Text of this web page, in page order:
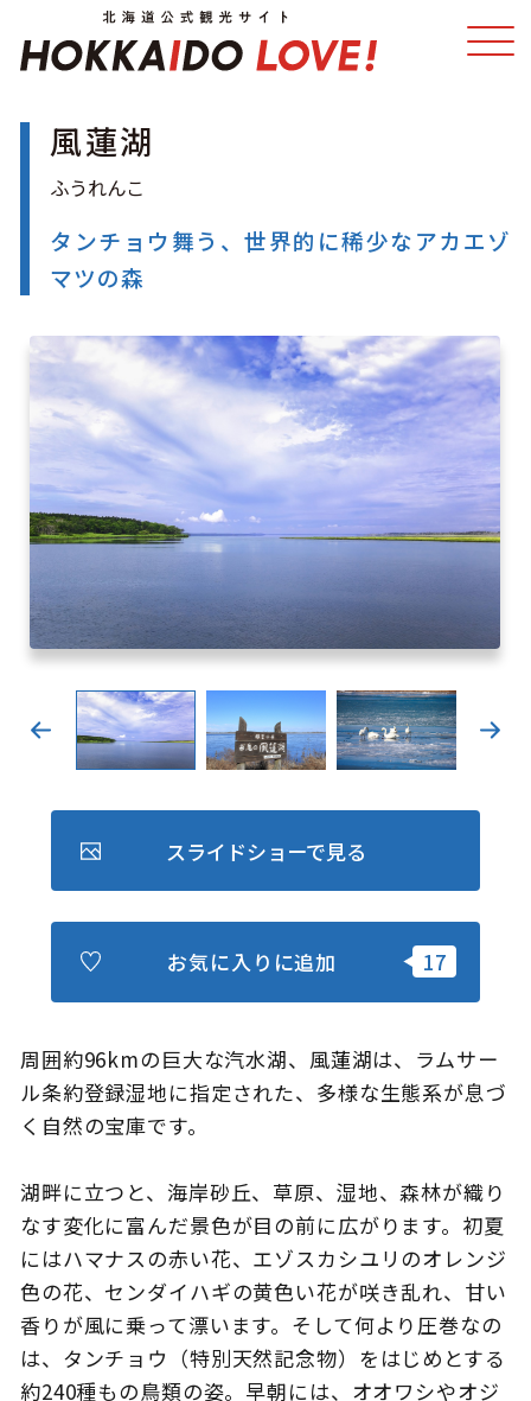
温泉 イベント
モデルコース
グルメ 旅の予約
アクセス
キュンちゃんオンラインショップ
北海道はやわかり
旅のテーマで探す
7つの国立公園
さっぽろ圏e旅ギフト
このサイトについて 観光資料
動画ライブラリー フォトライブラリー
お問い合わせ
風蓮湖
タンチョウ舞う、世界的に稀少なアカエゾ
マツの森
周囲約96kmの巨大な汽水湖、風蓮湖は、ラムサー
ル条約登録湿地に指定された、多様な生態系が息づ
く自然の宝庫です。
湖畔に立つと、海岸砂丘、草原、湿地、森林が織り
なす変化に富んだ景色が目の前に広がります。初夏
にはハマナスの赤い花、エゾスカシユリのオレンジ
色の花、センダイハギの黄色い花が咲き乱れ、甘い
香りが風に乗って漂います。そして何より圧巻なの
は、タンチョウ（特別天然記念物）をはじめとする
約240種もの鳥類の姿。早朝には、オオワシやオジ
スライドショーで見る
お気に入りに追加